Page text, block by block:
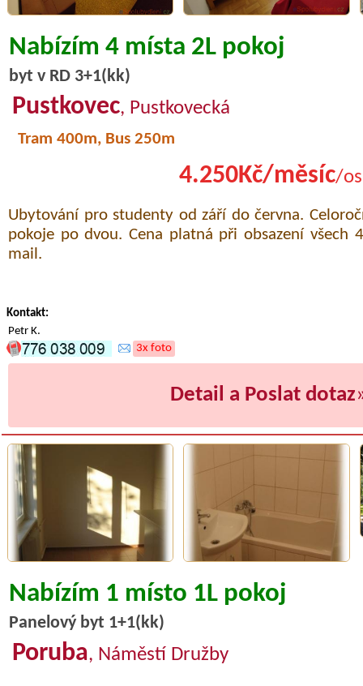
Nabízím 4 místa 2L pokoj
byt v RD 3+1(kk)
Pustkovec, Pustkovecká
Tram 400m, Bus 250m
4.250Kč/měsíc/
Ubytování pro studenty od září do června.
pokoje po dvou. Cena platná při obsazení všech
mail.
Kontakt:
Petr K.
3x foto
Detail a Poslat dotaz
Nabízím 1 místo 1L pokoj
Panelový byt 1+1(kk)
Poruba, Náměstí Družby